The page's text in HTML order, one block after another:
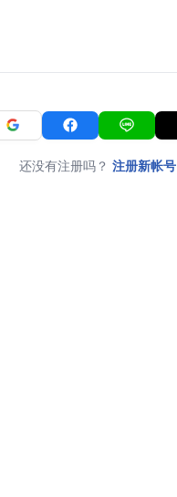
还没有注册吗？ 注册新帐号